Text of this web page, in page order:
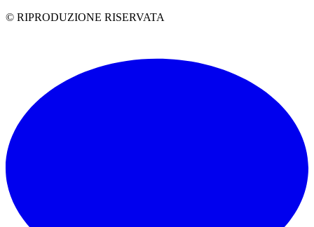
© RIPRODUZIONE RISERVATA